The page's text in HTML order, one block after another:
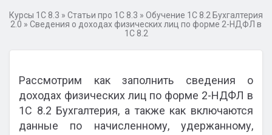
Курсы 1С 8.3 » Статьи про 1С 8.3 » Обучение 1С 8.2 Бухгалтерия
2.0 » Сведения о доходах физических лиц по форме 2-НДФЛ в
1С 8.2
Рассмотрим как заполнить сведения о
доходах физических лиц по форме 2-НДФЛ в
1С 8.2 Бухгалтерия, а также как включаются
данные по начисленному, удержанному,